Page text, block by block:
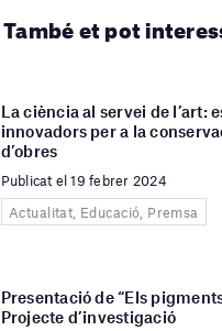
També et pot
La ciència al servei de l’art:
innovadors per a la
d’obres
Publicat el 19 febrer 2024
Actualitat, Educació, Premsa
Presentació de “Els
Projecte d’investigació